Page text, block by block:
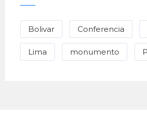
Bolivar Conferencia
Lima monumento